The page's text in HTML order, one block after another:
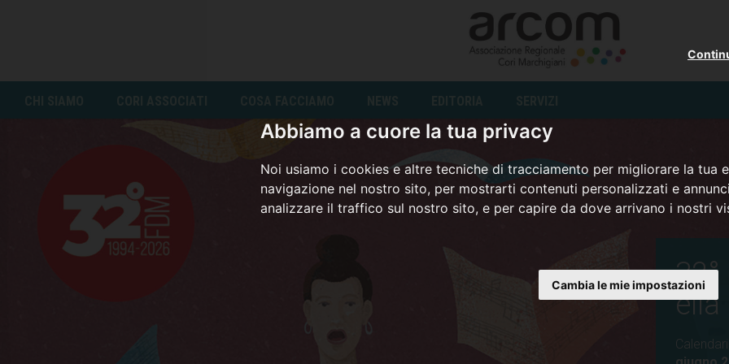
Abbiamo a cuore la tua privacy
Noi usiamo i cookies e altre tecniche di tracciamento per migliorare la tua
navigazione nel nostro sito, per mostrarti contenuti personalizzati e
analizzare il traffico sul nostro sito, e per capire da dove arrivano i nostri
Cambia le mie impostazioni
ella